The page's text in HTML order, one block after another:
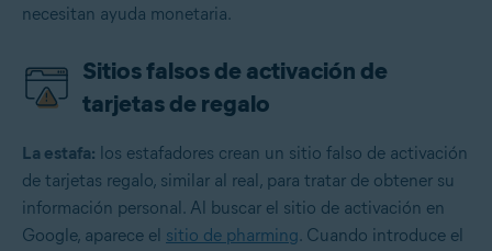
necesitan ayuda monetaria.
Sitios falsos de activación de
tarjetas de regalo
La estafa: los estafadores crean un sitio falso de activación
de tarjetas regalo, similar al real, para tratar de obtener su
información personal. Al buscar el sitio de activación en
Google, aparece el sitio de pharming. Cuando introduce el